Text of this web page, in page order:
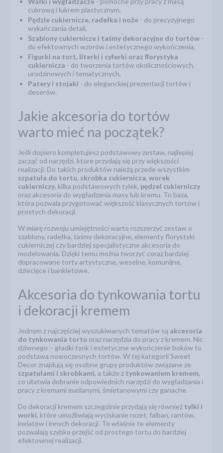
cukrową i lukrem plastycznym,
Pędzle cukiernicze, radełka i noże - do precyzyjnego
wykańczania detali,
Szablony cukiernicze i taśmy dekoracyjne do tortów -
do efektownych wzorów i estetycznego wykończenia,
Figurki na tort, literki i cyferki oraz florystyka
cukiernicza - do tworzenia tortów okolicznościowych,
urodzinowych i tematycznych,
Patery i stojaki - do eleganckiej prezentacji tortów i
deserów.
Jakie akcesoria do tortów
warto mieć na początek?
Jeśli dopiero kompletujesz podstawowy zestaw, najlepiej
zacząć od narzędzi, które przydają się przy większości
realizacji. Do takich produktów należą przede wszystkim
szpatuła do tortu, skrobka cukiernicza,worek
cukierniczy, kilka podstawowych tylek, pędzel cukierniczy
oraz akcesoria do wygładzania masy lub kremu. To baza,
która pozwala przygotować większość klasycznych tortów i
prostych dekoracji.
W miarę rozwoju umiejętności warto rozszerzyć zestaw o
szablony, radełka, taśmy dekoracyjne, elementy florystyki
cukierniczej czy bardziej specjalistyczne akcesoria do
modelowania. Dzięki temu można tworzyć coraz bardziej
dopracowane torty artystyczne, weselne, komunijne,
dziecięce i bankietowe.
Akcesoria do tynkowania tortu
i dekoracji kremem
Jednym z najczęściej wyszukiwanych tematów są akcesoria
do tynkowania tortu oraz narzędzia do pracy z kremem. Nic
dziwnego – gładki tynk i estetyczne wykończenie boków to
podstawa nowoczesnych tortów. W tej kategorii Sweet
Decor znajdują się osobne grupy produktów związane ze
szpatułami i skrobkami, a także z tynkowaniem kremem,
co ułatwia dobranie odpowiednich narzędzi do wygładzania i
pracy z kremami maślanymi, śmietanowymi czy ganache.
Do dekoracji kremem szczególnie przydają się również tylki i
worki, które umożliwiają wyciskanie rozet, falban, rantów,
kwiatów i innych dekoracji. To właśnie te elementy
pozwalają szybko przejść od prostego tortu do bardziej
efektownej realizacji.